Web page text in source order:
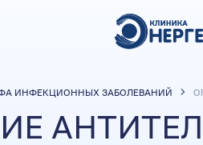
ИНФЕКЦИОННЫХ ЗАБОЛЕВАНИЙ